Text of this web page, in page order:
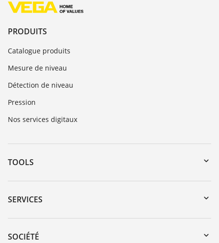
PRODUITS
Catalogue produits
Mesure de niveau
Détection de niveau
Pression
Nos services digitaux
TOOLS
Téléchargements
Recherche par numéro de série
DTM Collection/PACTware
SERVICES
Retour d'appareil
Formations
SOCIÉTÉ